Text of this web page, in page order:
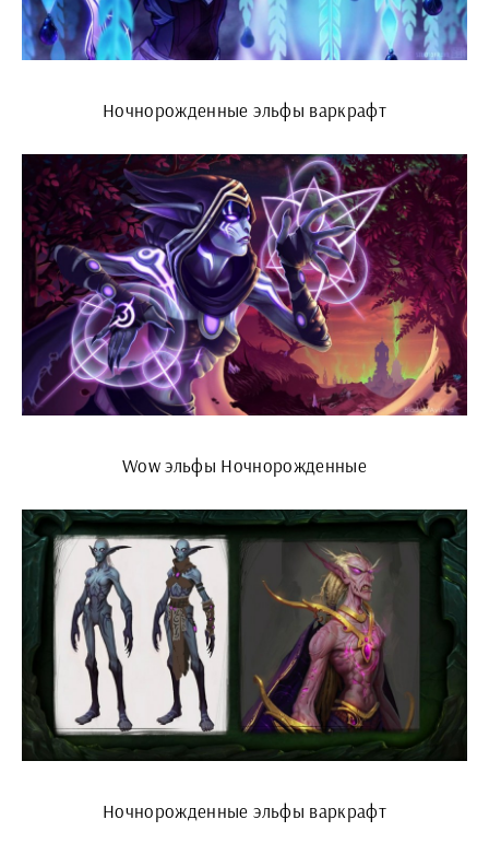
Ночнорожденные эльфы варкрафт
Wow эльфы Ночнорожденные
Ночнорожденные эльфы варкрафт